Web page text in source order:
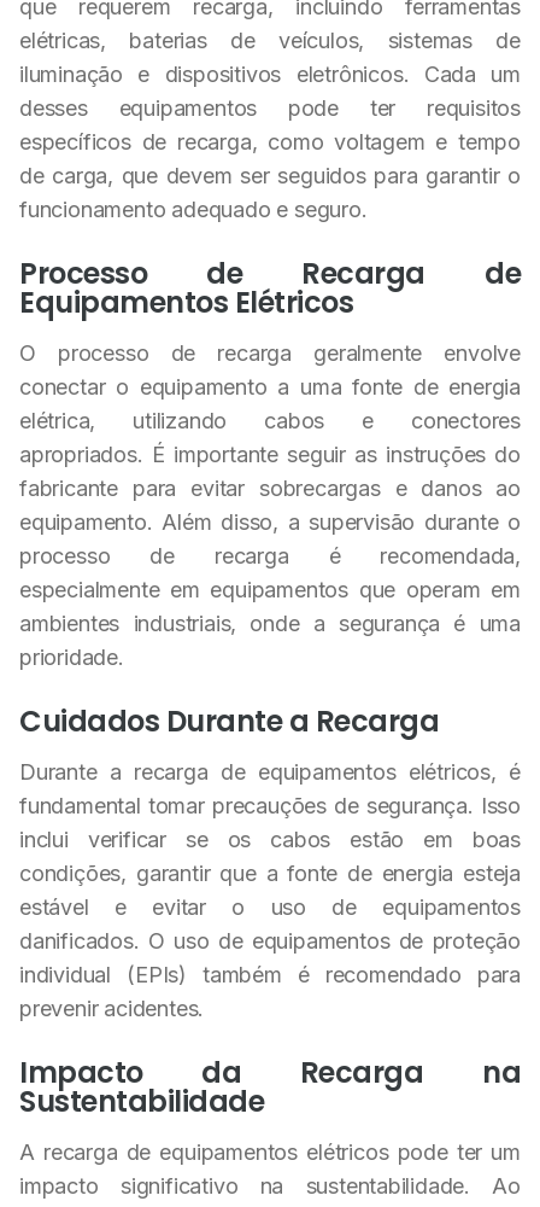
que requerem recarga, incluindo ferramentas
elétricas, baterias de veículos, sistemas de
iluminação e dispositivos eletrônicos. Cada um
desses equipamentos pode ter requisitos
específicos de recarga, como voltagem e tempo
de carga, que devem ser seguidos para garantir o
funcionamento adequado e seguro.
Processo de Recarga de
Equipamentos Elétricos
O processo de recarga geralmente envolve
conectar o equipamento a uma fonte de energia
elétrica, utilizando cabos e conectores
apropriados. É importante seguir as instruções do
fabricante para evitar sobrecargas e danos ao
equipamento. Além disso, a supervisão durante o
processo de recarga é recomendada,
especialmente em equipamentos que operam em
ambientes industriais, onde a segurança é uma
prioridade.
Cuidados Durante a Recarga
Durante a recarga de equipamentos elétricos, é
fundamental tomar precauções de segurança. Isso
inclui verificar se os cabos estão em boas
condições, garantir que a fonte de energia esteja
estável e evitar o uso de equipamentos
danificados. O uso de equipamentos de proteção
individual (EPIs) também é recomendado para
prevenir acidentes.
Impacto da Recarga na
Sustentabilidade
A recarga de equipamentos elétricos pode ter um
impacto significativo na sustentabilidade. Ao